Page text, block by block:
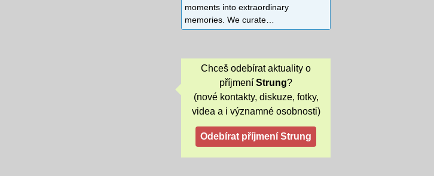
moments into extraordinary
memories. We curate…
Chceš odebírat aktuality o
příjmení Strung?
(nové kontakty, diskuze, fotky,
videa a i významné osobnosti)